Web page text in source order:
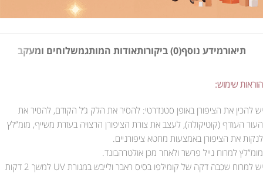
תיאורמידע נוסף(0) ביקורות אודות המותגמשלוחים ומעקב
הוראות שימוש:
יש להכין את הציפורן באופן סטנדרטי: להסיר את הלק ג’ל הקודם, להסיר את
העור העודף (קוטיקולה), לעצב את צורת הציפורן הרצויה בעזרת משייף, מומ”לץ
לנקות את הציפורן באמצעות מחטא ציפורניים.
מומ”לץ למרוח נייל פרשר ולאחר מכן אולטרהבונד.
יש למרוח שכבה דקה של קומילפו בסיס ראבר ולייבש במנורת UV למשך 2 דקות